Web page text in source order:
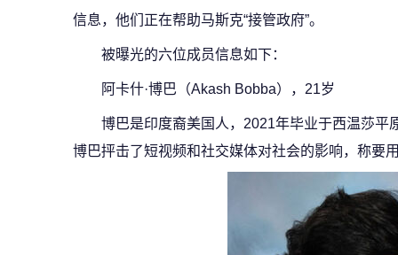
信息，他们正在帮助马斯克“接管政府”。
被曝光的六位成员信息如下：
阿卡什·博巴（Akash Bobba），21岁
博巴是印度裔美国人，2021年毕业于西温莎平
博巴抨击了短视频和社交媒体对社会的影响，称要